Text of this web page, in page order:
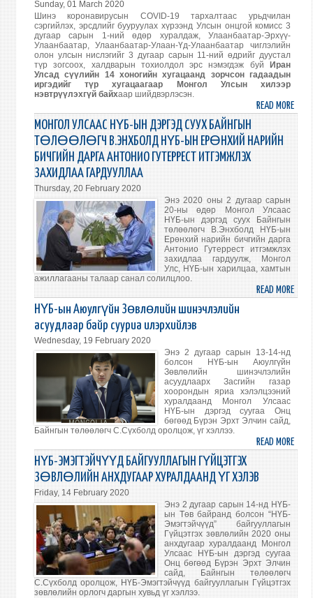
Sunday, 01 March 2020
Шинэ коронавирусын COVID-19 тархалтаас урьдчилан
сэргийлэх, эрсдлийг бууруулах хүрээнд Улсын онцгой комисс 3
дугаар сарын 1-ний өдөр хуралдаж, Улаанбаатар-Эрхүү-
Улаанбаатар, Улаанбаатар-Улаан-Үд-Улаанбаатар чиглэлийн
олон улсын нислэгийг 3 дугаар сарын 11-ний өдрийг дуустал
түр зогсоох, халдварын тохиолдол эрс нэмэгдэж буй
Иран
Улсад сүүлийн 14 хоногийн хугацаанд зорчсон гадаадын
иргэдийг түр хугацаагаар Монгол Улсын хилээр
нэвтрүүлэхгүй байхаар шийдвэрлэсэн.
READ MORE
НИЙТ
МОНГОЛ УЛСААС НҮБ-ЫН ДЭРГЭД СУУХ БАЙНГЫН
ТӨЛӨӨЛӨГЧ В.ЭНХБОЛД НҮБ-ЫН ЕРӨНХИЙ НАРИЙН
БИЧГИЙН ДАРГА АНТОНИО ГУТЕРРЕСТ ИТГЭМЖЛЭХ
ЗАХИДЛАА ГАРДУУЛЛАА
Thursday, 20 February 2020
Энэ 2020 оны 2 дугаар сарын
20-ны өдөр Монгол Улсаас
НҮБ-ын дэргэд суух Байнгын
төлөөлөгч В.Энхболд НҮБ-ын
Ерөнхий нарийн бичгийн дарга
Антонио Гутеррест итгэмжлэх
захидлаа гардуулж, Монгол
Улс, НҮБ-ын харилцаа, хамтын
ажиллагааны талаар санал солилцлоо.
READ MORE
НҮБ-
НҮБ-
ЫН
НҮБ-ын Аюулгүйн Зөвлөлийн шинэчлэлийн
асуудлаар байр сууриа илэрхийлэв
Wednesday, 19 February 2020
Энэ 2 дугаар сарын 13-14-нд
болсон НҮБ-ын Аюулгүйн
Зөвлөлийн шинэчлэлийн
асуудлаарх Засгийн газар
хоорондын яриа хэлэлцээний
хуралдаанд Монгол Улсаас
НҮБ-ын дэргэд суугаа Онц
бөгөөд Бүрэн Эрхт Элчин сайд,
Байнгын төлөөлөгч С.Сүхболд оролцож, үг хэллээ.
READ MORE
НҮБ-
ЫН
БАЙР
НҮБ-ЭМЭГТЭЙЧҮҮД БАЙГУУЛЛАГЫН ГҮЙЦЭТГЭХ
ЗӨВЛӨЛИЙН АНХДУГААР ХУРАЛДААНД ҮГ ХЭЛЭВ
Friday, 14 February 2020
Энэ 2 дугаар сарын 14-нд НҮБ-
ын Төв байранд болсон “НҮБ-
Эмэгтэйчүүд” байгууллагын
Гүйцэтгэх зөвлөлийн 2020 оны
анхдугаар хуралдаанд Монгол
Улсаас НҮБ-ын дэргэд суугаа
Онц бөгөөд Бүрэн Эрхт Элчин
сайд, Байнгын төлөөлөгч
С.Сүхболд оролцож, НҮБ-Эмэгтэйчүүд байгууллагын Гүйцэтгэх
зөвлөлийн орлогч даргын хувьд үг хэллээ.